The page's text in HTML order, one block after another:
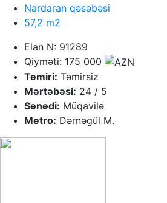
Nardaran qəsəbəsi
57,2 m2
Elan N: 91289
Qiyməti: 175 000
Təmiri: Təmirsiz
Mərtəbəsi: 24 / 5
Sənədi: Müqavilə
Metro: Dərnəgül M.